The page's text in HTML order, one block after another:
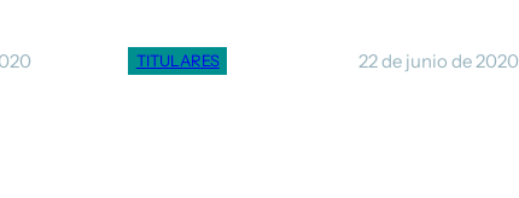
TITULARES 22 de junio de 2020